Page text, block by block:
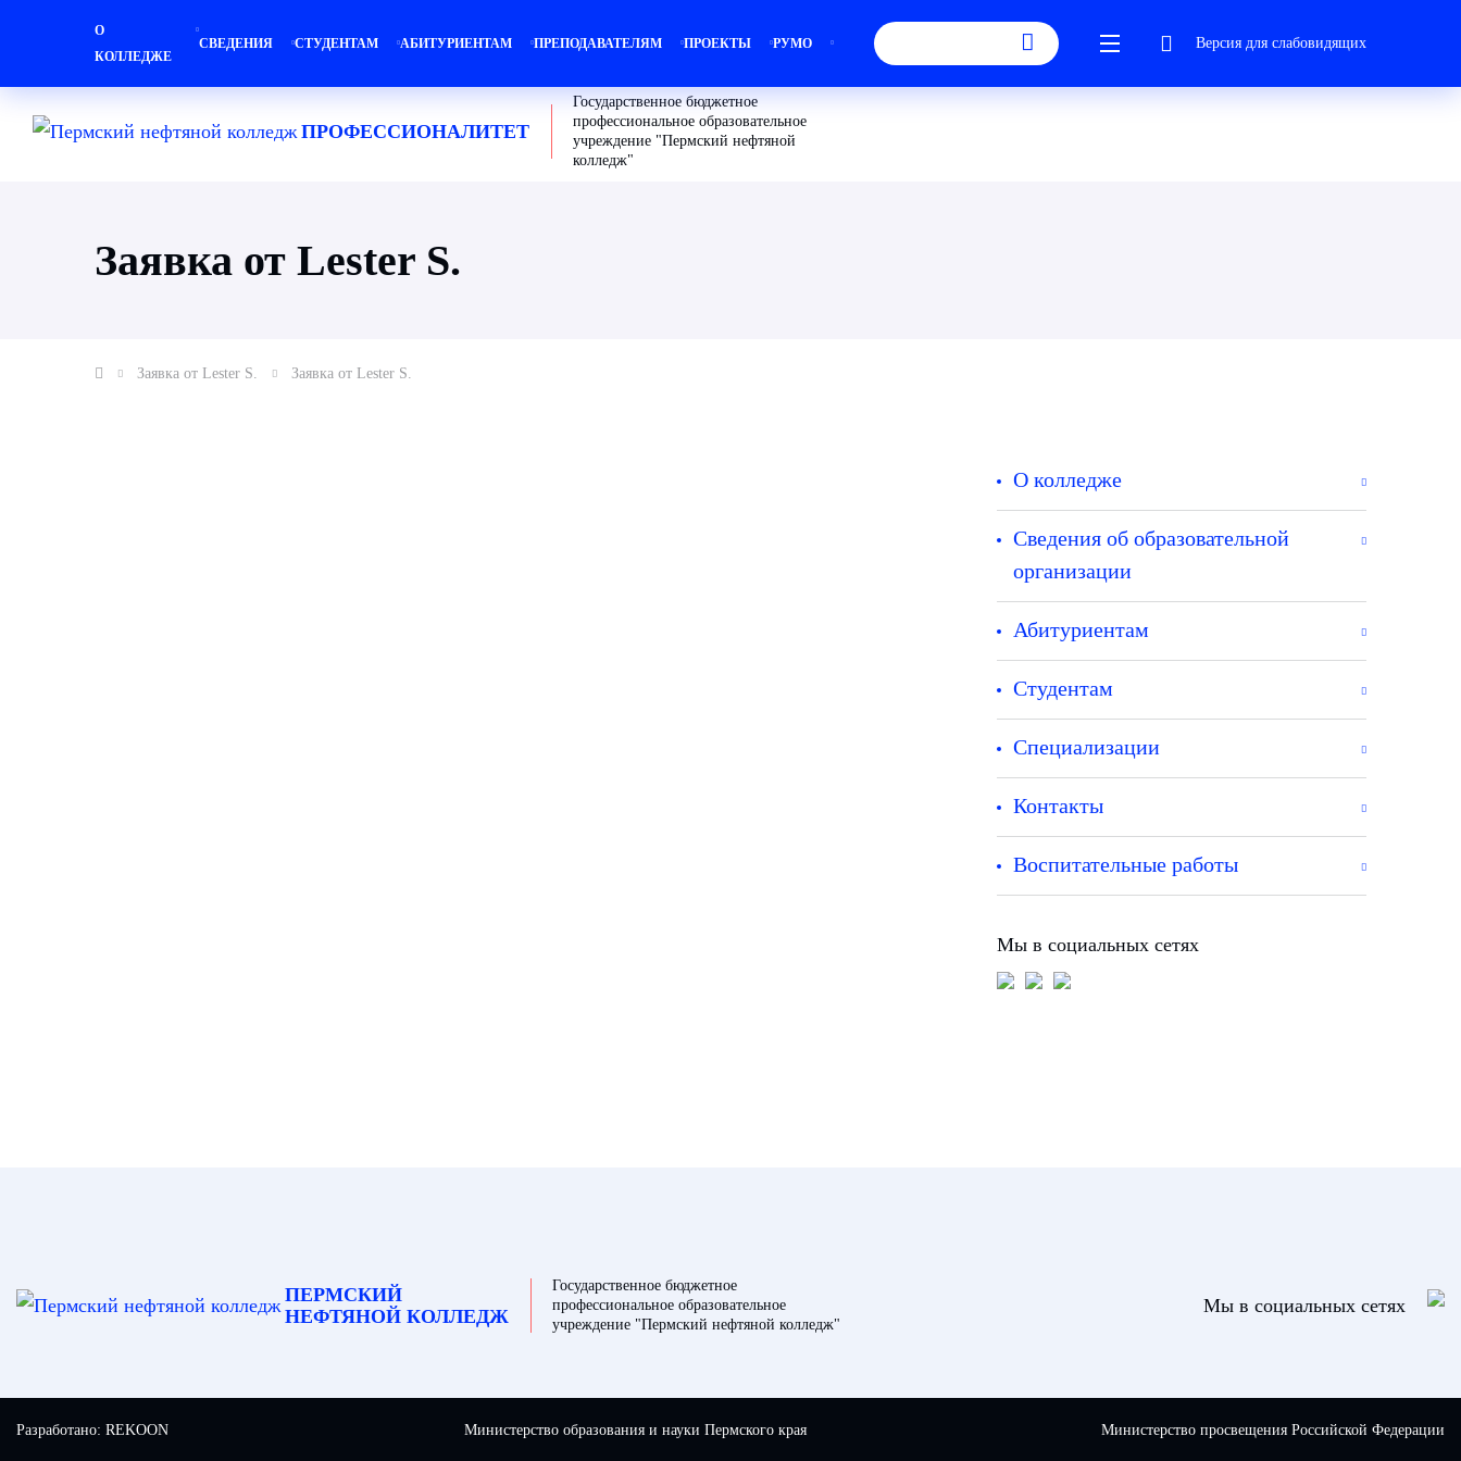
О
КОЛЛЕДЖЕ
СВЕДЕНИЯ СТУДЕНТАМ АБИТУРИЕНТАМ ПРЕПОДАВАТЕЛЯМ ПРОЕКТЫ РУМО Версия для слабовидящих
ПРОФЕССИОНАЛИТЕТ
Государственное бюджетное
профессиональное образовательное
учреждение "Пермский нефтяной
колледж"
Заявка от Lester S.
Заявка от Lester S. Заявка от Lester S.
О колледже
Сведения об образовательной
организации
Абитуриентам
Студентам
Специализации
Контакты
Воспитательные работы
Мы в социальных сетях
ПЕРМСКИЙ
НЕФТЯНОЙ КОЛЛЕДЖ
Государственное бюджетное
профессиональное образовательное
учреждение "Пермский нефтяной колледж"
Мы в социальных сетях
Разработано: REKOON Министерство образования и науки Пермского края Министерство просвещения Российской Федерации